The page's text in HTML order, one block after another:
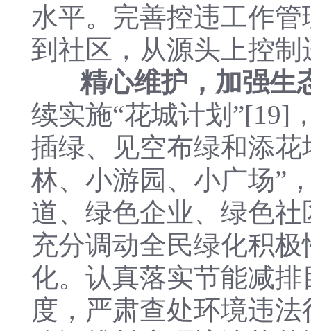
水平。完善控违工作
到社区，从源头上控
精心维护，加强生
续实施“花城计划”[19]
插绿、见空布绿和添
林、小游园、小广场”
道、绿色企业、绿色
充分调动全民绿化积
化。认真落实节能减
度，严肃查处环境违